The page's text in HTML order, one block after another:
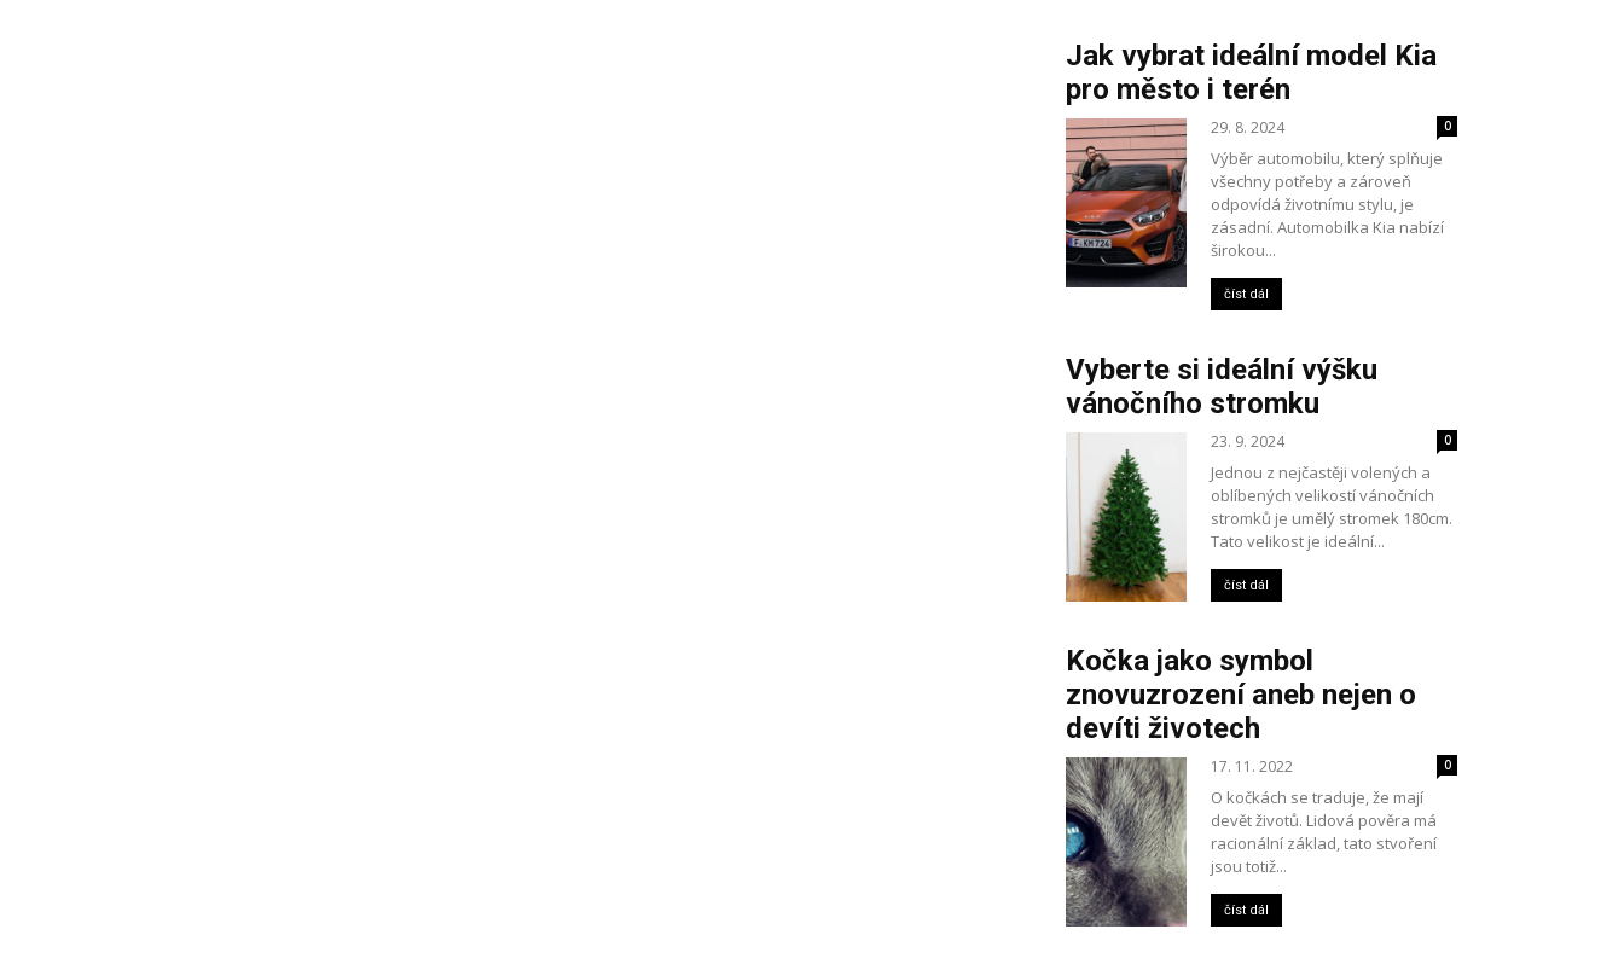
Jak vybrat ideální model Kia
pro město i terén
29. 8. 2024 0
Výběr automobilu, který splňuje
všechny potřeby a zároveň
odpovídá životnímu stylu, je
zásadní. Automobilka Kia nabízí
širokou...
číst dál
Vyberte si ideální výšku
vánočního stromku
23. 9. 2024 0
Jednou z nejčastěji volených a
oblíbených velikostí vánočních
stromků je umělý stromek 180cm.
Tato velikost je ideální...
číst dál
Kočka jako symbol
znovuzrození aneb nejen o
devíti životech
17. 11. 2022 0
O kočkách se traduje, že mají
devět životů. Lidová pověra má
racionální základ, tato stvoření
jsou totiž...
číst dál